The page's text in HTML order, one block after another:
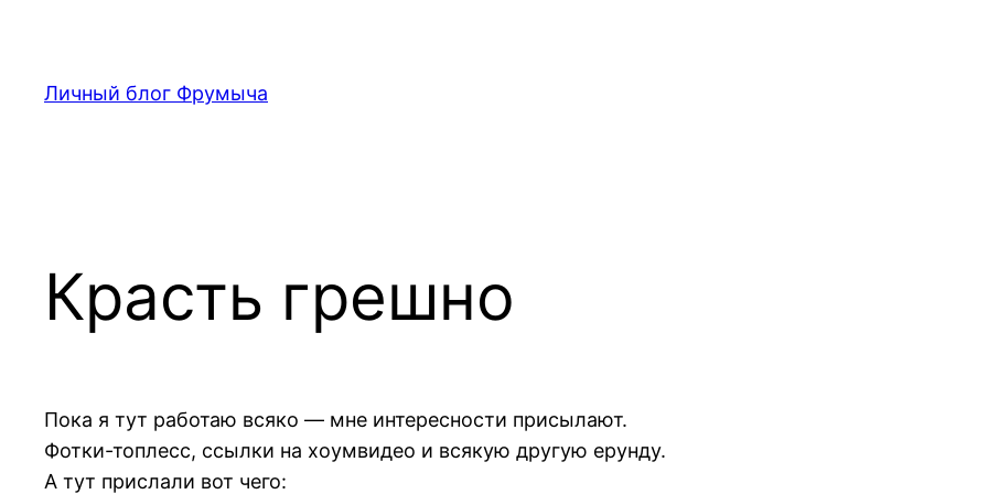
содержимому
Личный блог Фрумыча
Красть грешно
Пока я тут работаю всяко — мне интересности присылают.
Фотки-топлесс, ссылки на хоумвидео и всякую другую ерунду.
А тут прислали вот чего: